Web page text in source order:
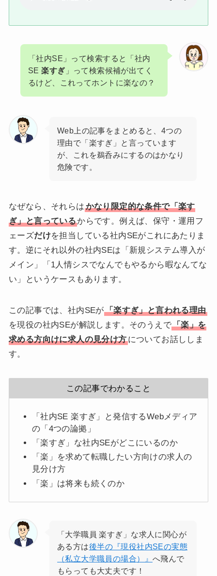
「社内SE」って検索すると「社内
SE楽すぎ 」って検索候補が出てく
るけど、これってホントに楽なの？
Web上の記事をまとめると、4つの
理由で「楽すぎ」と言っています
が、これを鵜呑みにするのはかなり
危険です。
なぜなら、それらはかなり限定的な条件で「楽す
ぎ」と言っているからです。例えば、保守・運用フ
ェーズだけを担当している社内SEがこれにあたりま
す。逆にそれ以外の社内SEは「新規システム導入が
メイン」「1人情シスでなんでもやるから暇なんてな
い」というケースもあります。
この記事では、社内SEが「楽すぎ」と言われる理由
を現役の社内SEが解説します。そのうえで「楽」を
求める方向けに求人の見分け方についてお話ししま
す。
この記事でわかること
「社内SE 楽すぎ」と発信するWebメディア
の「4つの論拠」
「楽すぎ」な社内SEがどこにいるのか
「楽」を求めて転職したい方向けの求人の
見分け方
「楽」は将来も続くのか
「大学職員 楽すぎ」な求人に関心が
ある方は後半の『現役社内SEの実態
（私立大学職員の場合）』 へ飛んで
もらっても大丈夫です！